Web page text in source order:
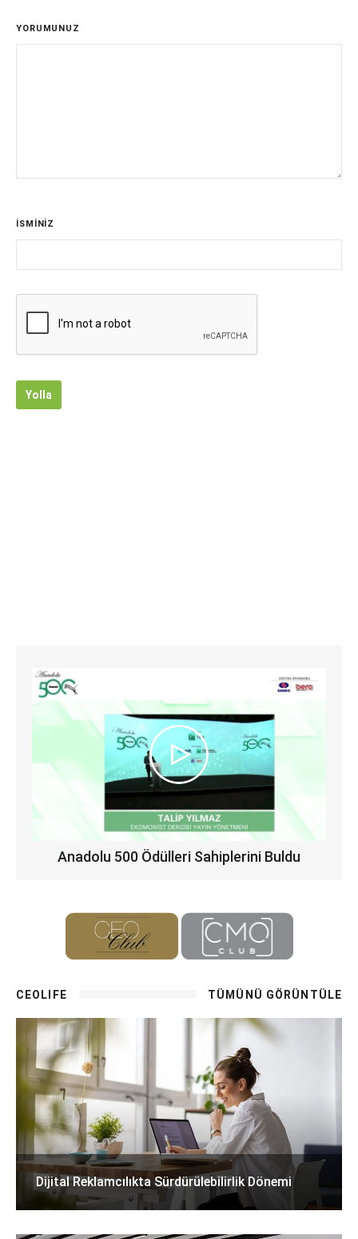
YORUMUNUZ
İSMİNİZ
Yolla
Anadolu 500 Ödülleri Sahiplerini Buldu
CEOLIFE TÜMÜNÜ GÖRÜNTÜLE
Dijital Reklamcılıkta Sürdürülebilirlik Dönemi